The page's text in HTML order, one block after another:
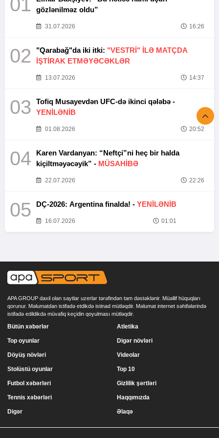
01
gözlənilməz oldu”
31.07.2026 16:26
02 "Qarabağ"da iki itki: "VESTRİ" İLƏ MATÇDA
İŞTİRAK ETMƏYƏCƏKLƏR
13.07.2026 14:37
03
Tofiq Musayevdən UFC-də ikinci qələbə -
YENİLƏNİB
01.08.2026 20:52
04
Karen Vardanyan: “Neftçi”ni heç bir halda
kiçiltməyəcəyik” - MÜSAHİBƏ
22.07.2026 22:26
05 DÇ-2026: Argentina finalda! - YENİLƏNİB
16.07.2026 01:01
APA GROUP daxil olan saytlar uzerlər tərəfindən tam dəstəklənir. Müəllif hüquqları
qorunur. Məlumatdan istifadə etdikdə istinad mütləqdir. Məlumat internet səhifələrində
istifadə edildikdə müvafiq keçidin qoyulması mütləqdir.
Bütün xəbərlər
Top oyunlar
Döyüş növləri
Stolüstü oyunlar
Atletika
Digər növləri
Videolar
Top 10
Futbol xəbərləri
Tennis xəbərləri
Digər
Gizlilik şərtləri
Haqqımızda
Əlaqə